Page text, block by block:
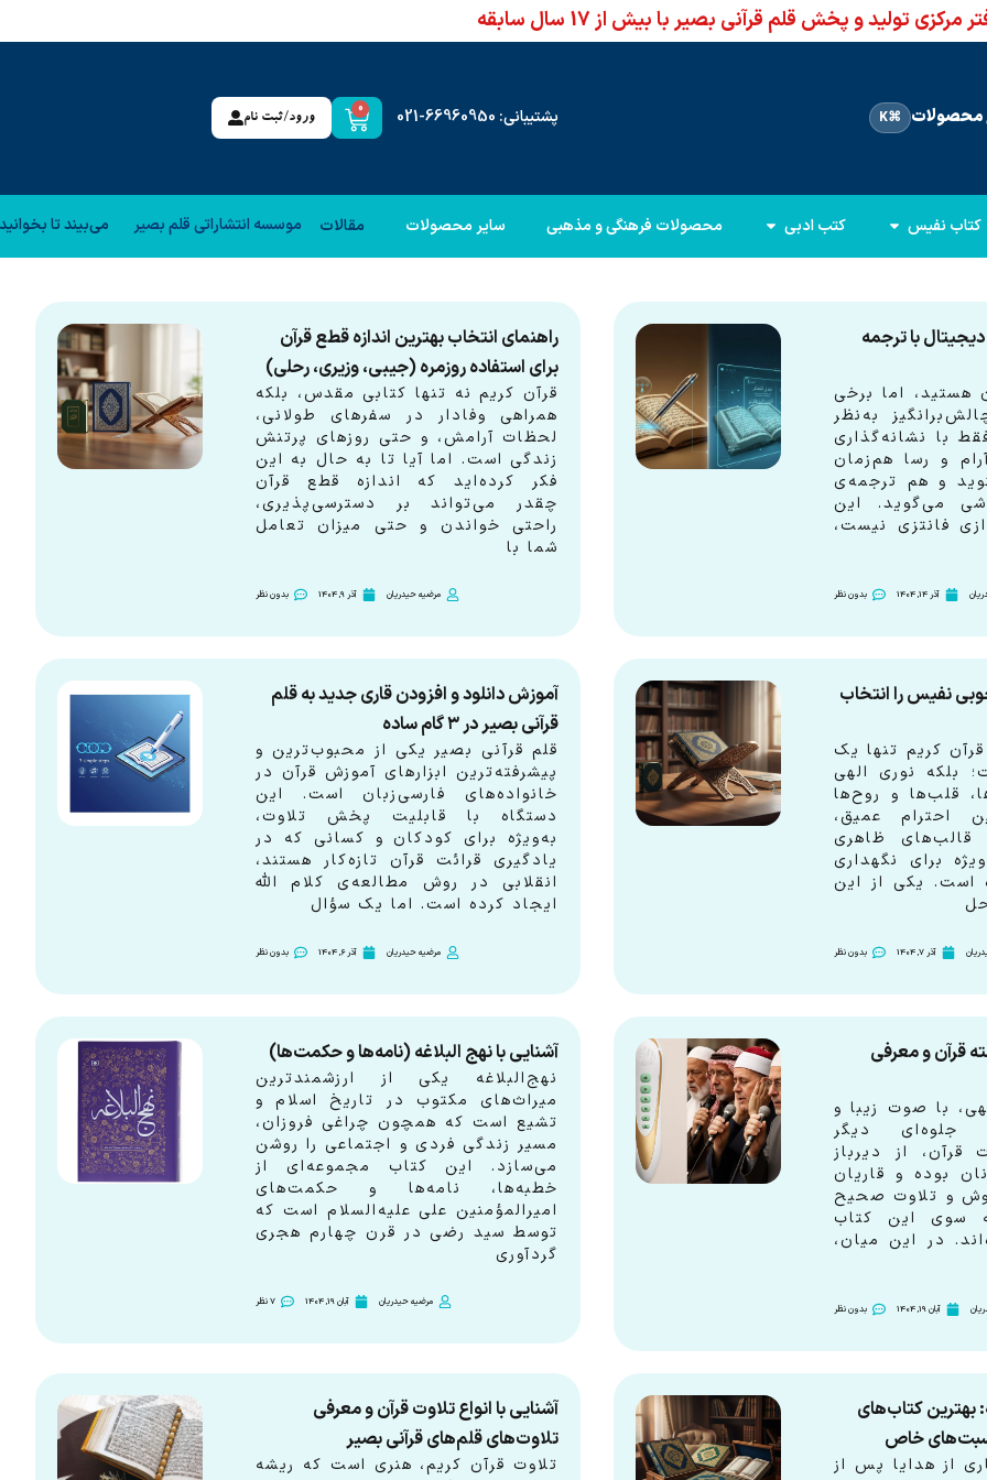
مرکزی تولید و پخش قلم قرآنی بصیر با بیش از 17 سال سابقه
محصولات ⌘K پشتیبانی: 66960950-021 0
ورود/ثبت نام
کتاب نفیس کتب ادبی محصولات فرهنگی و مذهبی سایر محصولات مقالات موسسه انتشاراتی قلم بصیر می‌بیند تا بخوانید
با ترجمه
هستید، اما برخی
به‌نظر
با نشانه‌گذاری
و رسا هم‌زمان
و هم ترجمه‌ی
می‌گوید. این
فانتزی نیست،
آذر 14, 1404 بدون نظر
راهنمای انتخاب بهترین اندازه قطع قرآن
برای استفاده روزمره (جیبی، وزیری، رحلی)
قرآن کریم نه تنها کتابی مقدس، بلکه
همراهی وفادار در سفرهای طولانی،
لحظات آرامش، و حتی روزهای پرتنش
زندگی است. اما آیا تا به حال به این
فکر کرده‌اید که اندازه قطع قرآن
چقدر می‌تواند بر دسترسی‌پذیری،
راحتی خواندن و حتی میزان تعامل
شما با
مرضیه حیدریان آذر 9, 1404 بدون نظر
نفیس را انتخاب
کریم تنها یک
بلکه نوری الهی
قلب‌ها و روح‌ها
احترام عمیق،
ظاهری
برای نگهداری
است. یکی از این
آذر 7, 1404 بدون نظر
آموزش دانلود و افزودن قاری جدید به قلم
قرآنی بصیر در ۳ گام ساده
قلم قرآنی بصیر یکی از محبوب‌ترین و
پیشرفته‌ترین ابزارهای آموزش قرآن در
خانواده‌های فارسی‌زبان است. این
دستگاه با قابلیت پخش تلاوت،
به‌ویژه برای کودکان و کسانی که در
یادگیری قرائت قرآن تازه‌کار هستند،
انقلابی در روش مطالعه‌ی کلام الله
ایجاد کرده است. اما یک سؤال
مرضیه حیدریان آذر 6, 1404 بدون نظر
قرآن و معرفی
با صوت زیبا و
جلوه‌ای دیگر
قرآن، از دیرباز
بوده و قاریان
و تلاوت صحیح
سوی این کتاب
در این میان،
آبان 19, 1404 بدون نظر
آشنایی با نهج البلاغه (نامه‌ها و حکمت‌ها)
نهج‌البلاغه یکی از ارزشمندترین
میراث‌های مکتوب در تاریخ اسلام و
تشیع است که همچون چراغی فروزان،
مسیر زندگی فردی و اجتماعی را روشن
می‌سازد. این کتاب مجموعه‌ای از
خطبه‌ها، نامه‌ها و حکمت‌های
امیرالمؤمنین علی علیه‌السلام است که
توسط سید رضی در قرن چهارم هجری
گردآوری
مرضیه حیدریان آبان 19, 1404 7 نظر
بهترین کتاب‌های
خاص
از هدایا پس از
آشنایی با انواع تلاوت قرآن و معرفی
تلاوت‌های قلم‌های قرآنی بصیر
تلاوت قرآن کریم، هنری است که ریشه